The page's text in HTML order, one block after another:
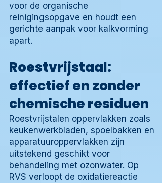
voor de organische
reinigingsopgave en houdt een
gerichte aanpak voor kalkvorming
apart.
Roestvrijstaal:
effectief en zonder
chemische residuen
Roestvrijstalen oppervlakken zoals
keukenwerkbladen, spoelbakken en
apparatuuroppervlakken zijn
uitstekend geschikt voor
behandeling met ozonwater. Op
RVS verloopt de oxidatiereactie